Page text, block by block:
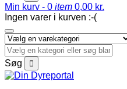
Min kurv - 0 item 0,00 kr.
Ingen varer i kurven :-(
Søg